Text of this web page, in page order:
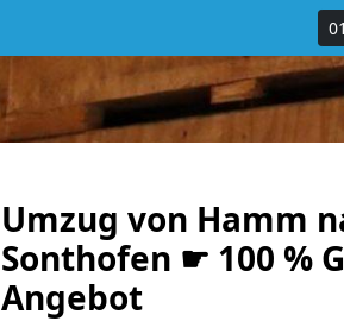
Umzug von Hamm
Sonthofen ☛ 100 %
Angebot